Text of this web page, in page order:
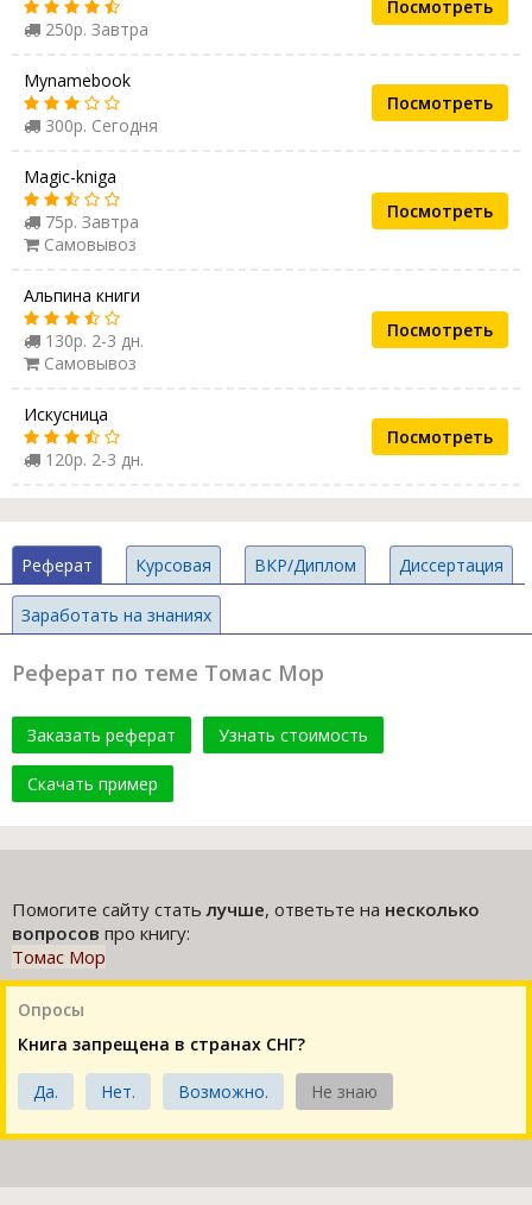
250р. Завтра
Посмотреть
Mynamebook
300р. Сегодня
Посмотреть
Magic-kniga
75р. Завтра
Самовывоз
Посмотреть
Альпина книги
130р. 2-3 дн.
Самовывоз
Посмотреть
Искусница
120р. 2-3 дн.
Посмотреть
Реферат Курсовая ВКР/Диплом Диссертация
Заработать на знаниях
Реферат по теме Томас Мор
Заказать реферат Узнать стоимость
Скачать пример
Помогите сайту статьлучше, ответьте на несколько
вопросов про книгу:
Томас Мор
Опросы
Книга запрещена в странах СНГ?
Да. Нет. Возможно. Не знаю